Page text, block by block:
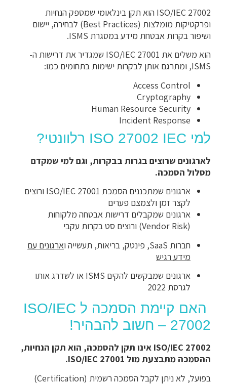
ISO/IEC 27002 הוא תקן בינלאומי שמספק הנחיות
ופרקטיקות מומלצות (Best Practices) לבחירה, יישום
ושיפור בקרות אבטחת מידע במסגרת ISMS.
הוא משלים את ISO/IEC 27001 שמגדיר את דרישות ה-
ISMS, ומתרגם אותן לבקרות ישימות בתחומים כמו:
Access Control
Cryptography
Human Resource Security
Incident Response
למי ISO 27002 IEC רלוונטי?
לארגונים שרוצים בגרות בבקרות, וגם למי שמקדם
מסלול הסמכה.
ארגונים שמתכננים הסמכת ISO/IEC 27001 ורוצים
לקצר זמן ולצמצם פערים
ארגונים שמקבלים דרישות אבטחה מלקוחות
(Vendor Risk) ורוצים סט בקרות עקבי
חברות SaaS, פינטק, בריאות, תעשייה ו
ארגונים עם
מידע רגיש
ארגונים שמבקשים להקים ISMS או לשדרג אותו
לגרסת 2022
האם קיימת הסמכה ל ISO/IEC
27002 – חשוב להבהיר!
ISO/IEC 27002 אינו תקן להסמכה, הוא תקן הנחיות,
ההסמכה מתבצעת מול ISO/IEC 27001.
בפועל, לא ניתן לקבל הסמכה רשמית (Certification)